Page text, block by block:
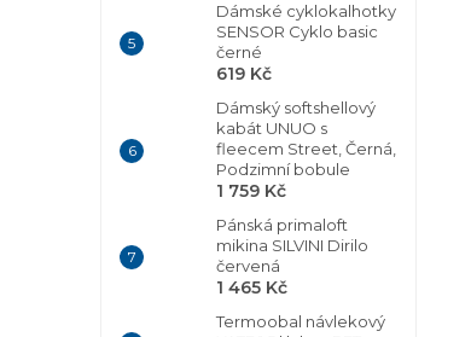
Dámské cyklokalhotky
SENSOR Cyklo basic
černé
619 Kč
Dámský softshellový
kabát UNUO s
fleecem Street, Černá,
Podzimní bobule
1 759 Kč
Pánská primaloft
mikina SILVINI Dirilo
červená
1 465 Kč
Termoobal návlekový